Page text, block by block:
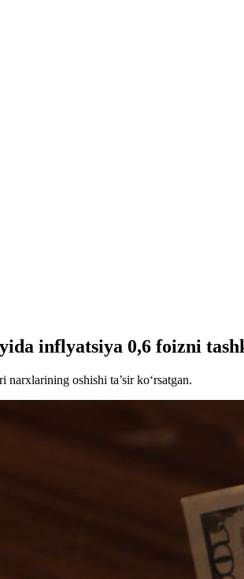
inflyatsiya 0,6 foizni
oshishi ta’sir ko‘rsatgan.